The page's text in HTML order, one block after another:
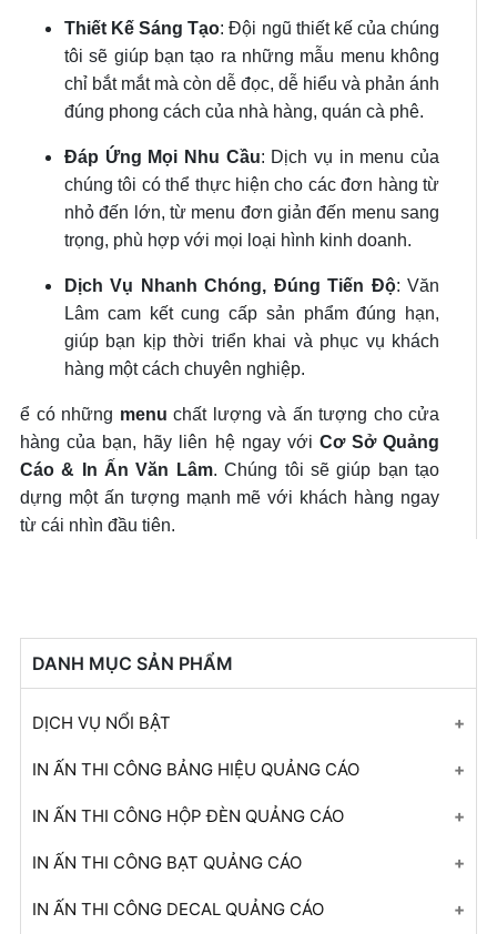
Thiết Kế Sáng Tạo: Đội ngũ thiết kế của chúng
tôi sẽ giúp bạn tạo ra những mẫu menu không
chỉ bắt mắt mà còn dễ đọc, dễ hiểu và phản ánh
đúng phong cách của nhà hàng, quán cà phê.
Đáp Ứng Mọi Nhu Cầu: Dịch vụ in menu của
chúng tôi có thể thực hiện cho các đơn hàng từ
nhỏ đến lớn, từ menu đơn giản đến menu sang
trọng, phù hợp với mọi loại hình kinh doanh.
Dịch Vụ Nhanh Chóng, Đúng Tiến Độ: Văn
Lâm cam kết cung cấp sản phẩm đúng hạn,
giúp bạn kịp thời triển khai và phục vụ khách
hàng một cách chuyên nghiệp.
ể có những menu chất lượng và ấn tượng cho cửa
hàng của bạn, hãy liên hệ ngay với Cơ Sở Quảng
Cáo & In Ấn Văn Lâm. Chúng tôi sẽ giúp bạn tạo
dựng một ấn tượng mạnh mẽ với khách hàng ngay
từ cái nhìn đầu tiên.
DANH MỤC SẢN PHẨM
DỊCH VỤ NỔI BẬT
In ấn thi công bạt quảng cáo
In ấn thi công bảng hiệu quảng cáo
In ấn thi công hộp đèn quảng cáo
In ấn thi công decal quảng cáo
IN ẤN THI CÔNG BẢNG HIỆU QUẢNG CÁO
+ Mở nhóm...
IN ẤN THI CÔNG HỘP ĐÈN QUẢNG CÁO
+ Mở nhóm...
IN ẤN THI CÔNG BẠT QUẢNG CÁO
+ Mở nhóm...
IN ẤN THI CÔNG DECAL QUẢNG CÁO